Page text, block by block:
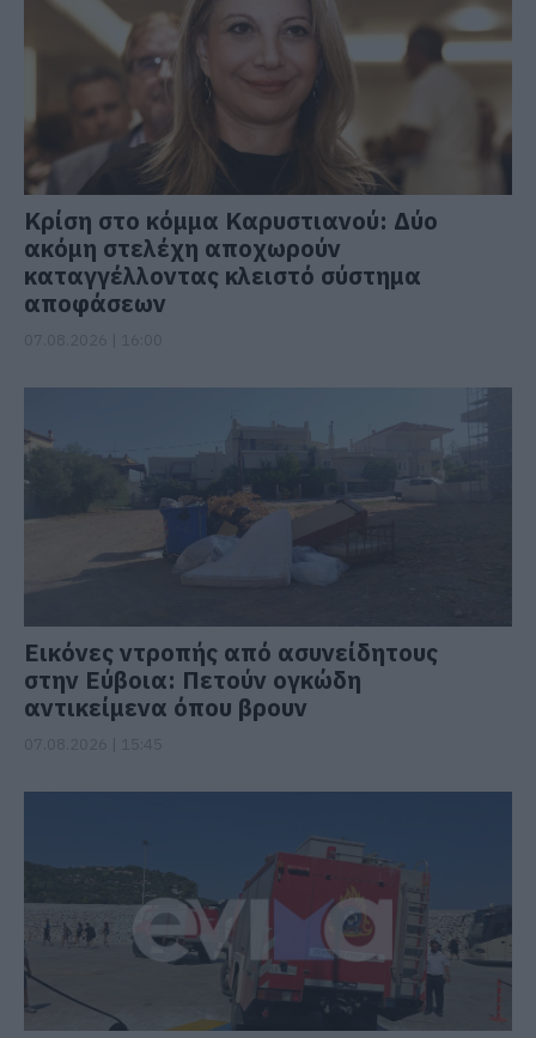
Κρίση στο κόμμα Καρυστιανού: Δύο
ακόμη στελέχη αποχωρούν
καταγγέλλοντας κλειστό σύστημα
αποφάσεων
Εικόνες ντροπής από ασυνείδητους
στην Εύβοια: Πετούν ογκώδη
αντικείμενα όπου βρουν